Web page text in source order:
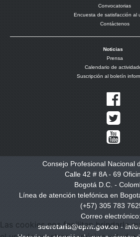
Convocatorias
Encuesta de satisfacción al
Contáctenos
Noticias
Prensa
Calendario de
Suscripción al boletín
Consejo Profesional Nacional
Calle 42 # 8A - 69
Bogotá D.C. -
Línea de atención telefónica en
(+57) 305 783
Correo electrónico:
secretaria@cpnt.gov.co-
Las cookies nos facilitan brindarle